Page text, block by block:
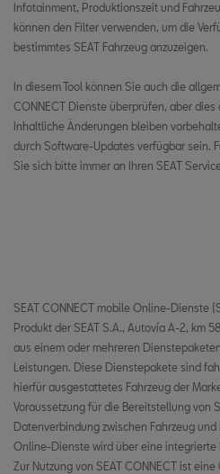
Tschechien
Deutschland
Dänemark
Estland
Spanien
Griechenland
Kroatien
Ungarn
Irland
Italien
Leon
From
From
Infotainment, Produktionszeit und
können den Filter verwenden, um die
bestimmtes SEAT Fahrzeug anzuzeigen.
In diesem Tool können Sie auch die
CONNECT Dienste überprüfen, aber
Inhaltliche Änderungen bleiben
durch Software-Updates verfügbar sein.
Sie sich bitte immer an Ihren SEAT
SEAT CONNECT mobile Online-Dienste
Produkt der SEAT S.A., Autovía A-2, km
aus einem oder mehreren
Leistungen. Diese Dienstepakete sind
hierfür ausgestattetes Fahrzeug der
Voraussetzung für die Bereitstellung von
Datenverbindung zwischen Fahrzeug
Online-Dienste wird über eine
Zur Nutzung von SEAT CONNECT ist